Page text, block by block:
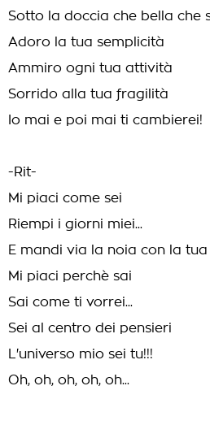
Sotto la doccia che bella che
Adoro la tua semplicità
Ammiro ogni tua attività
Sorrido alla tua fragilità
Io mai e poi mai ti cambierei!
-Rit-
Mi piaci come sei
Riempi i giorni miei...
E mandi via la noia con la
Mi piaci perchè sai
Sai come ti vorrei...
Sei al centro dei pensieri
L'universo mio sei tu!!!
Oh, oh, oh, oh, oh...